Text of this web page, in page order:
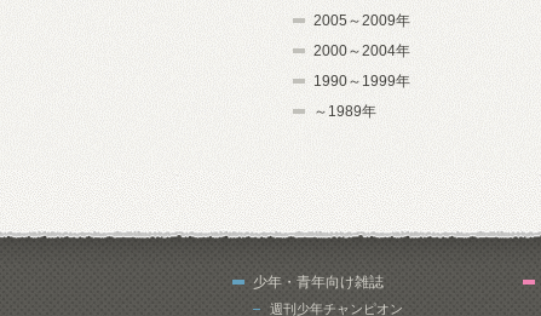
2005～2009年
2000～2004年
1990～1999年
～1989年
少年・青年向け雑誌
週刊少年チャンピオン